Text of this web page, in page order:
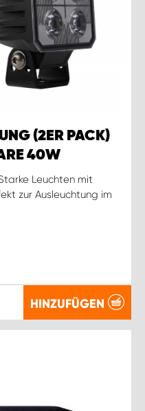
(2ER PACK)
40W
Starke Leuchten mit
zur Ausleuchtung im
HINZUFÜGEN